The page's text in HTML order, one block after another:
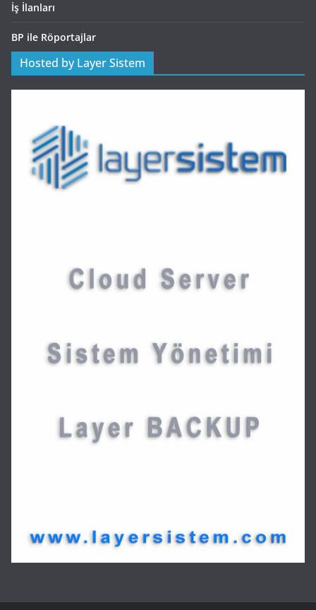
İş İlanları
BP ile Röportajlar
Hosted by Layer Sistem